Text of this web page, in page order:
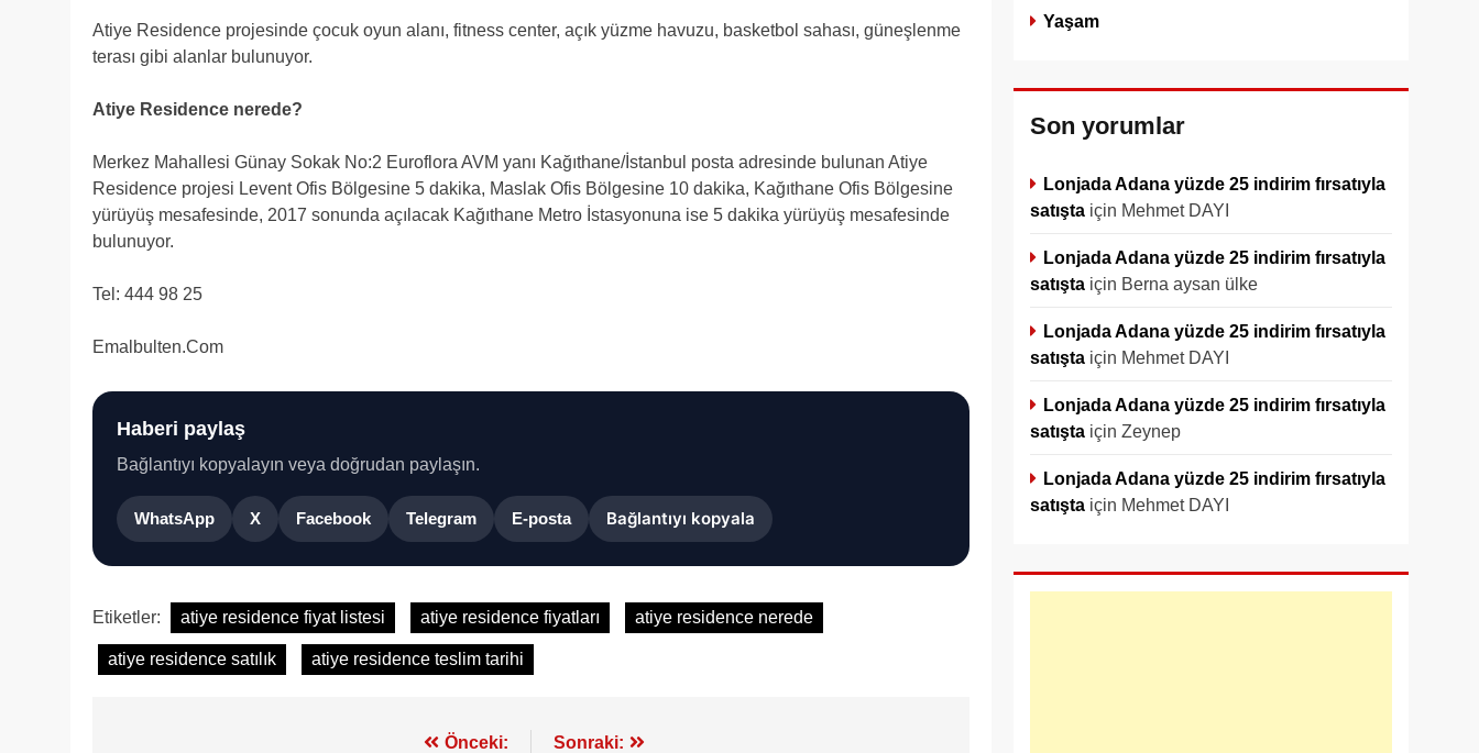
Atiye Residence projesinde çocuk oyun alanı, fitness center, açık yüzme havuzu, basketbol sahası, güneşlenme
terası gibi alanlar bulunuyor.
Atiye Residence nerede?
Merkez Mahallesi Günay Sokak No:2 Euroflora AVM yanı Kağıthane/İstanbul posta adresinde bulunan Atiye
Residence projesi Levent Ofis Bölgesine 5 dakika, Maslak Ofis Bölgesine 10 dakika, Kağıthane Ofis Bölgesine
yürüyüş mesafesinde, 2017 sonunda açılacak Kağıthane Metro İstasyonuna ise 5 dakika yürüyüş mesafesinde
bulunuyor.
Tel: 444 98 25
Emalbulten.Com
Haberi paylaş
Bağlantıyı kopyalayın veya doğrudan paylaşın.
WhatsApp X Facebook Telegram E-posta Bağlantıyı kopyala
Etiketler: atiye residence fiyat listesi atiye residence fiyatları atiye residence nerede
atiye residence satılık atiye residence teslim tarihi
Önceki: Sonraki:
Yaşam
Son yorumlar
Lonjada Adana yüzde 25 indirim fırsatıyla
satışta için Mehmet DAYI
Lonjada Adana yüzde 25 indirim fırsatıyla
satışta için Berna aysan ülke
Lonjada Adana yüzde 25 indirim fırsatıyla
satışta için Mehmet DAYI
Lonjada Adana yüzde 25 indirim fırsatıyla
satışta için Zeynep
Lonjada Adana yüzde 25 indirim fırsatıyla
satışta için Mehmet DAYI